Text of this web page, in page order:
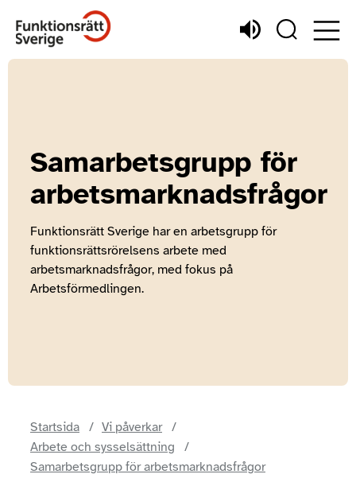
Samarbetsgrupp för
arbetsmarknadsfrågor
Funktionsrätt Sverige har en arbetsgrupp för
funktionsrättsrörelsens arbete med
arbetsmarknadsfrågor, med fokus på
Arbetsförmedlingen.
Startsida
Vi påverkar
Arbete och sysselsättning
Samarbetsgrupp för arbetsmarknadsfrågor